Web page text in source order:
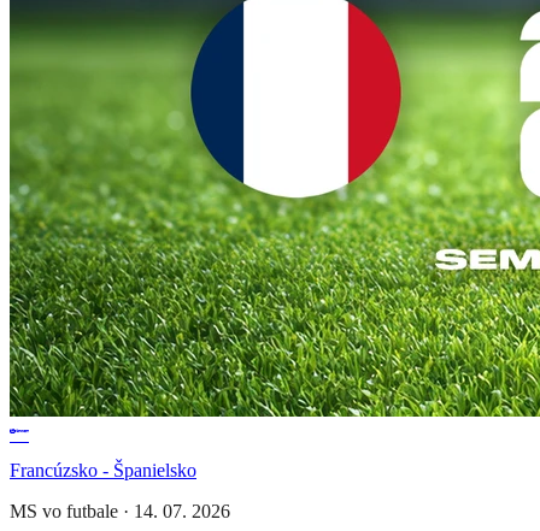
Francúzsko - Španielsko
MS vo futbale · 14. 07. 2026